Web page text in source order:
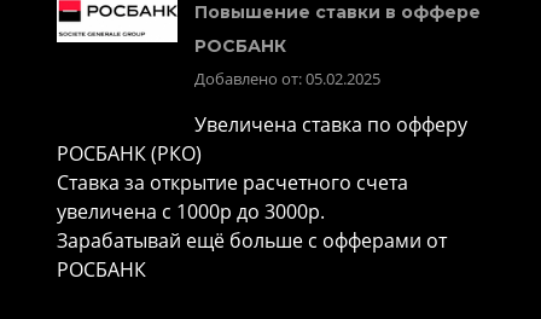
Повышение ставки в оффере
РОСБАНК
Добавлено от: 05.02.2025
Увеличена ставка по офферу
РОСБАНК (РКО)
Ставка за открытие расчетного счета
увеличена с 1000р до 3000р.
Зарабатывай ещё больше с офферами от
РОСБАНК